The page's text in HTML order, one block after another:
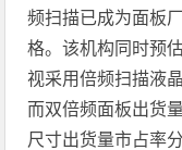
频扫描已成为面板
格。该机构同时预
视采用倍频扫描液
而双倍频面板出货
尺寸出货量市占率